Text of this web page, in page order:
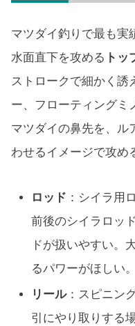
マツダイ釣りで最も実
水面直下を攻める ト
ストロークで細かく誘
ー、フローティングミ
マツダイの鼻先を、ル
わせるイメージで攻め
ロッド ：シイラ用
前後のシイラロッ
ドが扱いやすい。
るパワーがほしい。
リール：スピニン
引にやり取りする